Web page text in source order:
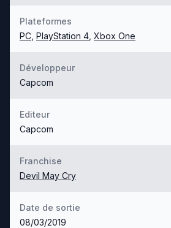
Plateformes
PC PlayStation 4 Xbox One
Développeur
Capcom
Editeur
Capcom
Franchise
Devil May Cry
Date de sortie
08/03/2019